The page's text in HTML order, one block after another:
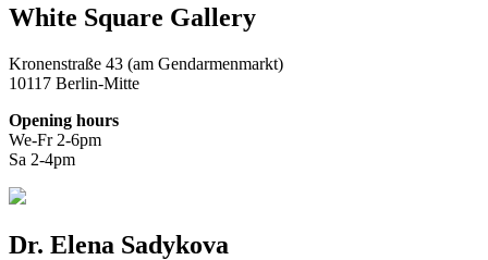
White Square Gallery
Kronenstraße 43 (am Gendarmenmarkt)
10117 Berlin-Mitte
Opening hours
We-Fr 2-6pm
Sa 2-4pm
Dr. Elena Sadykova